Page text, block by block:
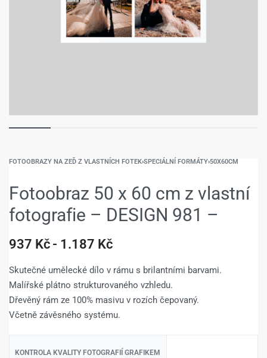
FOTOOBRAZY NA ZEĎ Z VLASTNÍCH FOTEK›SPECIÁLNÍ FORMÁTY›50X60CM
Fotoobraz 50 x 60 cm z vlastní
fotografie – DESIGN 981 –
937 Kč 1.187 Kč
Skutečné umělecké dílo v rámu s brilantními barvami.
Malířské plátno strukturovaného vzhledu.
Dřevěný rám ze 100% masivu v rozích čepovaný.
Včetně závěsného systému.
KONTROLA KVALITY FOTOGRAFIÍ GRAFIKEM